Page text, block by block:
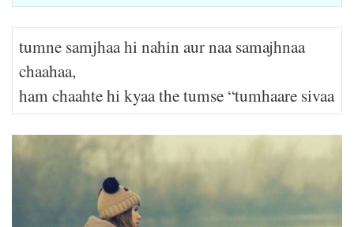
tumne samjhaa hi nahin aur naa samajhnaa
chaahaa,
ham chaahte hi kyaa the tumse “tumhaare sivaa